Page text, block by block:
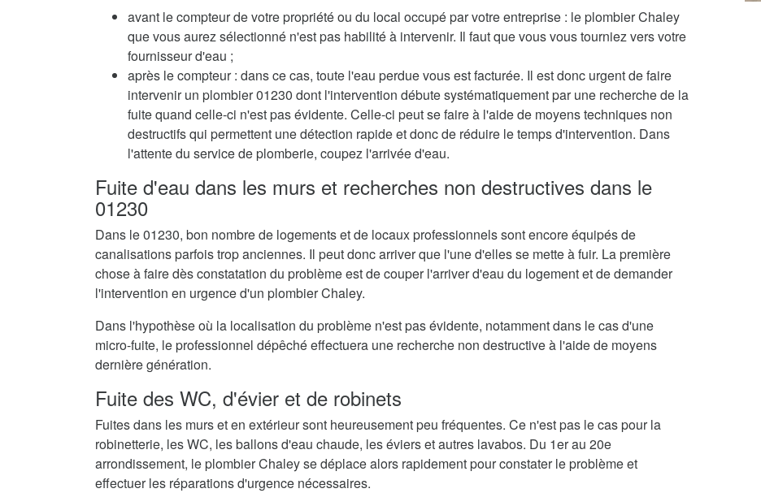
avant le compteur de votre propriété ou du local occupé par votre entreprise : le plombier Chaley
que vous aurez sélectionné n'est pas habilité à intervenir. Il faut que vous vous tourniez vers votre
fournisseur d'eau ;
après le compteur : dans ce cas, toute l'eau perdue vous est facturée. Il est donc urgent de faire
intervenir un plombier 01230 dont l'intervention débute systématiquement par une recherche de la
fuite quand celle-ci n'est pas évidente. Celle-ci peut se faire à l'aide de moyens techniques non
destructifs qui permettent une détection rapide et donc de réduire le temps d'intervention. Dans
l'attente du service de plomberie, coupez l'arrivée d'eau.
Fuite d'eau dans les murs et recherches non destructives dans le
01230
Dans le 01230, bon nombre de logements et de locaux professionnels sont encore équipés de
canalisations parfois trop anciennes. Il peut donc arriver que l'une d'elles se mette à fuir. La première
chose à faire dès constatation du problème est de couper l'arriver d'eau du logement et de demander
l'intervention en urgence d'un plombier Chaley.
Dans l'hypothèse où la localisation du problème n'est pas évidente, notamment dans le cas d'une
micro-fuite, le professionnel dépêché effectuera une recherche non destructive à l'aide de moyens
dernière génération.
Fuite des WC, d'évier et de robinets
Fuites dans les murs et en extérieur sont heureusement peu fréquentes. Ce n'est pas le cas pour la
robinetterie, les WC, les ballons d'eau chaude, les éviers et autres lavabos. Du 1er au 20e
arrondissement, le plombier Chaley se déplace alors rapidement pour constater le problème et
effectuer les réparations d'urgence nécessaires.